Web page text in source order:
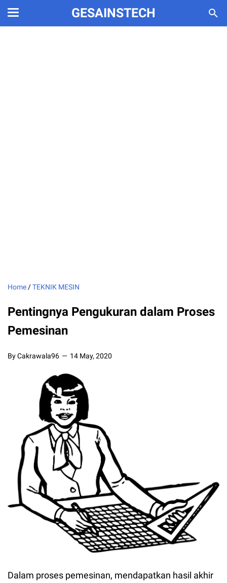
GESAINSTECH
Home /TEKNIK MESIN
Pentingnya Pengukuran dalam Proses
Pemesinan
By Cakrawala96 14 May, 2020
Dalam proses pemesinan, mendapatkan hasil akhir